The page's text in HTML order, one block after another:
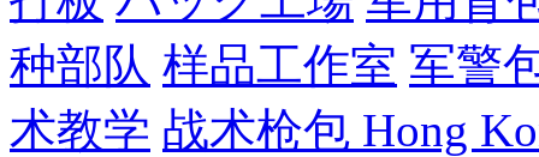
种部队 样品工作室 军警
术教学 战术枪包 Hong